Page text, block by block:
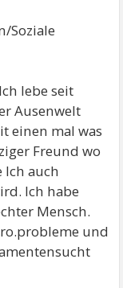
Soziale
lebe seit
Ausenwelt
einen mal was
Freund wo
auch
Ich habe
Mensch.
und